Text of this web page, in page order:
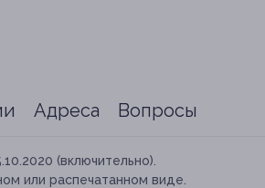
Адреса Вопросы
(включительно).
или распечатанном виде.